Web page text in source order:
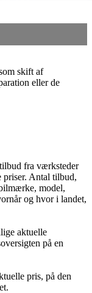
skift af
eller de
fra værksteder
priser. Antal tilbud,
model,
og hvor i landet,
aktuelle
på en
pris, på den